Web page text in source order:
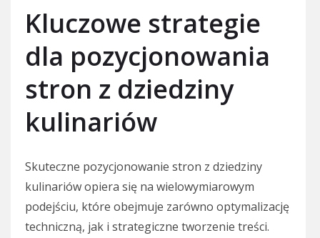
Kluczowe strategie
dla pozycjonowania
stron z dziedziny
kulinariów
Skuteczne pozycjonowanie stron z dziedziny
kulinariów opiera się na wielowymiarowym
podejściu, które obejmuje zarówno optymalizację
techniczną, jak i strategiczne tworzenie treści.